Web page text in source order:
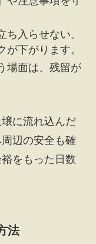
入らせない。
下がります。
場面は、残留が
に流れ込んだ
辺の安全も確
をもった日数
法